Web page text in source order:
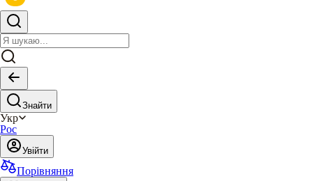
Знайти
Укр
Рос
Увійти
Порівняння